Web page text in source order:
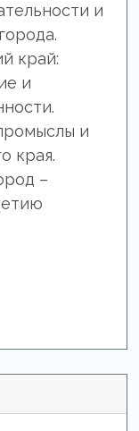
и
край:
и
и
края.
–